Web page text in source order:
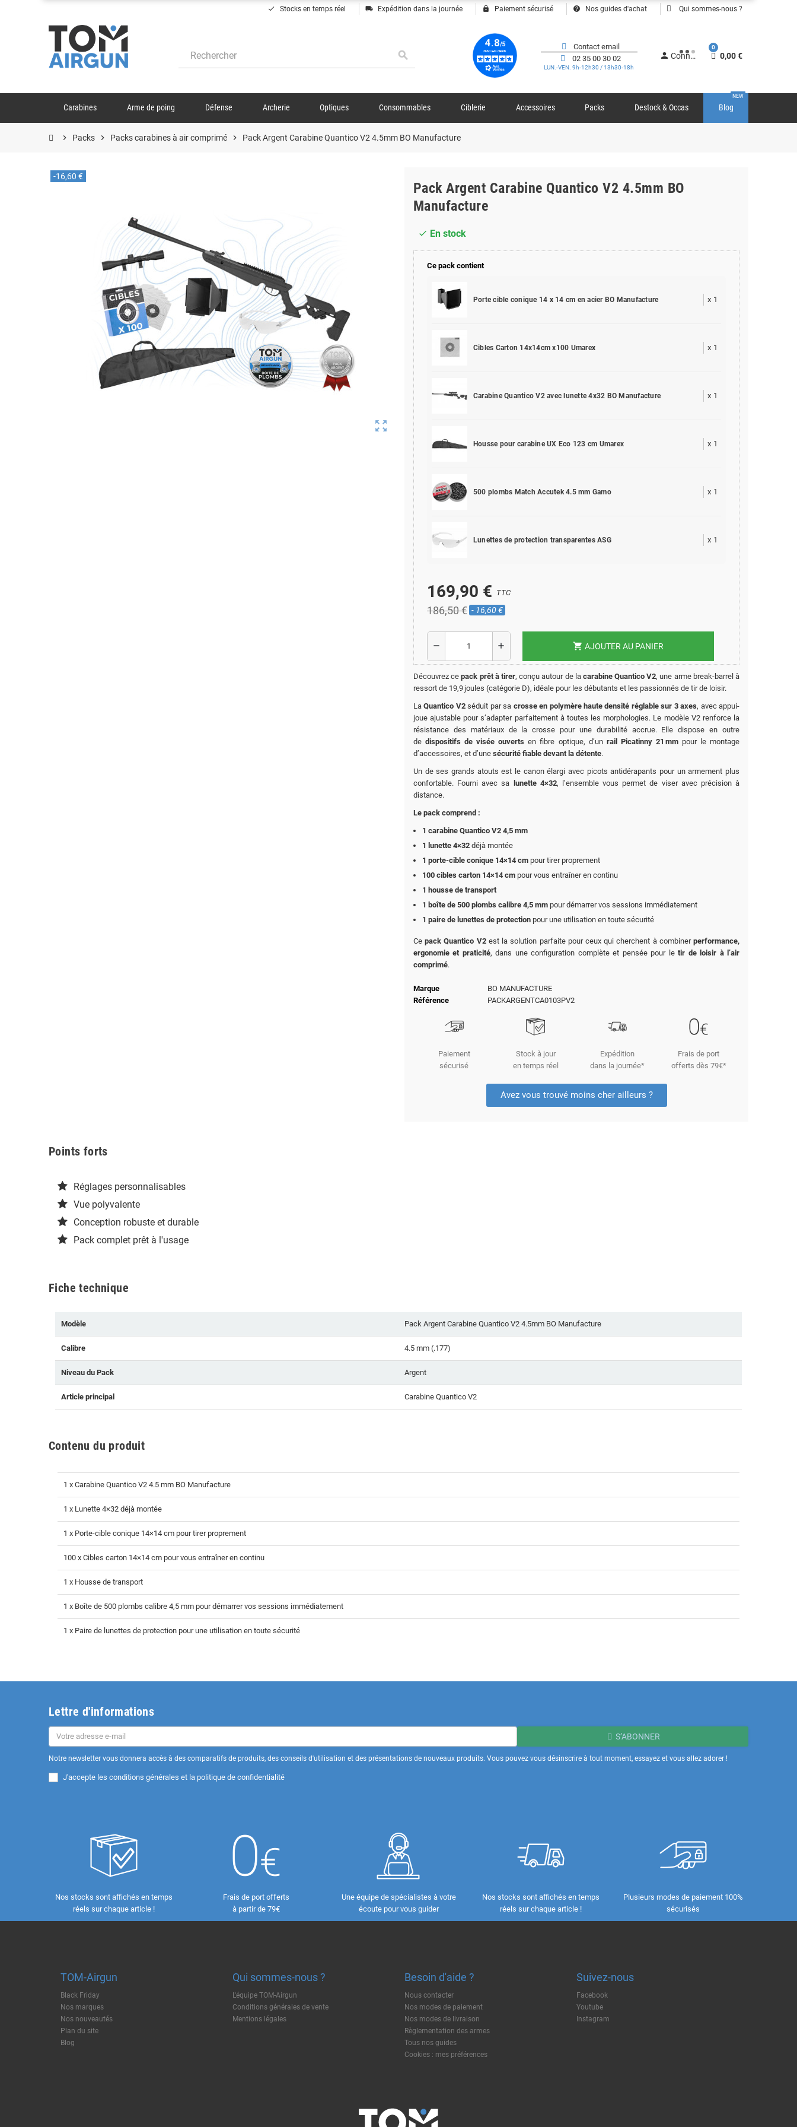
done Stocks en temps réel local_shipping Expédition dans la journée lock Paiement sécurisé help Nos guides d'achat Qui sommes-nous ?
search
Contact email
02 35 00 30 02
LUN.-VEN. 9h-12h30 / 13h30-18h
person Connexion
0
0,00 €
Carabines Arme de poing Défense Archerie Optiques Consommables Ciblerie Accessoires Packs Destock & Occas Blog
NEW
chevron_right Packs chevron_right Packs carabines à air comprimé chevron_right Pack Argent Carabine Quantico V2 4.5mm BO Manufacture
zoom_out_map
-16,60 €
Pack Argent Carabine Quantico V2 4.5mm BO
Manufacture
check En stock
Ce pack contient
Porte cible conique 14 x 14 cm en acier BO Manufacture x 1
Cibles Carton 14x14cm x100 Umarex x 1
Carabine Quantico V2 avec lunette 4x32 BO Manufacture x 1
Housse pour carabine UX Eco 123 cm Umarex x 1
500 plombs Match Accutek 4.5 mm Gamo x 1
Lunettes de protection transparentes ASG x 1
169,90 € TTC
186,50 € - 16,60 €
remove add shopping_cart AJOUTER AU PANIER
Découvrez cepack prêt à tirer, conçu autour de la carabine Quantico V2, une arme break‑barrel à
ressort de 19,9 joules (catégorie D), idéale pour les débutants et les passionnés de tir de loisir.
LaQuantico V2séduit par sa crosse en polymère haute densité réglable sur 3 axes, avec appui-
joue ajustable pour s’adapter parfaitement à toutes les morphologies. Le modèle V2 renforce la
résistance des matériaux de la crosse pour une durabilité accrue. Elle dispose en outre
dedispositifs de visée ouverts en fibre optique, d’un rail Picatinny 21 mm pour le montage
d’accessoires, et d’une sécurité fiable devant la détente.
Un de ses grands atouts est le canon élargi avec picots antidérapants pour un armement plus
confortable. Fourni avec sa lunette 4×32, l’ensemble vous permet de viser avec précision à
distance.
Le pack comprend :
1 carabine Quantico V2 4,5 mm
1 lunette 4×32 déjà montée
1 porte-cible conique 14×14 cm pour tirer proprement
100 cibles carton 14×14 cm pour vous entraîner en continu
1 housse de transport
1 boîte de 500 plombs calibre 4,5 mm pour démarrer vos sessions immédiatement
1 paire de lunettes de protection pour une utilisation en toute sécurité
Cepack Quantico V2est la solution parfaite pour ceux qui cherchent à combinerperformance,
ergonomie et praticité, dans une configuration complète et pensée pour letir de loisir à l’air
comprimé.
Marque
BO MANUFACTURE
Référence
PACKARGENTCA0103PV2
Paiement
sécurisé
Stock à jour
en temps réel
Expédition
dans la journée*
Frais de port
offerts dès 79€*
Avez vous trouvé moins cher ailleurs ?
Points forts
Réglages personnalisables
Vue polyvalente
Conception robuste et durable
Pack complet prêt à l'usage
Fiche technique
Modèle Pack Argent Carabine Quantico V2 4.5mm BO Manufacture
Calibre 4.5 mm (.177)
Niveau du Pack Argent
Article principal Carabine Quantico V2
Contenu du produit
1 x Carabine Quantico V2 4.5 mm BO Manufacture
1 x Lunette 4×32 déjà montée
1 x Porte-cible conique 14×14 cm pour tirer proprement
100 x Cibles carton 14×14 cm pour vous entraîner en continu
1 x Housse de transport
1 x Boîte de 500 plombs calibre 4,5 mm pour démarrer vos sessions immédiatement
1 x Paire de lunettes de protection pour une utilisation en toute sécurité
Lettre d'informations
S’ABONNER
Notre newsletter vous donnera accès à des comparatifs de produits, des conseils d'utilisation et des présentations de nouveaux produits. Vous pouvez vous désinscrire à tout moment, essayez et vous allez adorer !
J'accepte les conditions générales et la politique de confidentialité
Nos stocks sont affichés en temps
réels sur chaque article !
Frais de port offerts
à partir de 79€
Une équipe de spécialistes à votre
écoute pour vous guider
Nos stocks sont affichés en temps
réels sur chaque article !
Plusieurs modes de paiement 100%
sécurisés
TOM-Airgun
Black Friday
Nos marques
Nos nouveautés
Plan du site
Blog
Qui sommes-nous ?
L'équipe TOM-Airgun
Conditions générales de vente
Mentions légales
Besoin d'aide ?
Nous contacter
Nos modes de paiement
Nos modes de livraison
Règlementation des armes
Tous nos guides
Cookies : mes préférences
Suivez-nous
Facebook
Youtube
Instagram